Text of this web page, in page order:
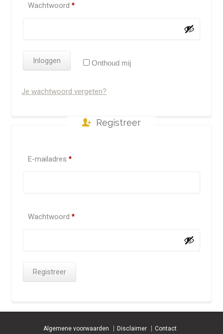
Wachtwoord*Required
Onthoud mij
Inloggen
Je wachtwoord vergeten?
Registreer
E-mailadres*Required
Wachtwoord*Required
Registreer
Algemene voorwaarden Disclaimer Contact